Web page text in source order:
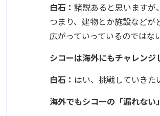
白石： 諸説あると思いますが
つまり、建物とか施設など
広がっていっているのではな
シコーは海外にもチャレンジ
白石： はい、挑戦していきた
海外でもシコーの「漏れない